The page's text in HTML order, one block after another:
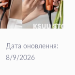
Дата оновлення:
8/9/2026